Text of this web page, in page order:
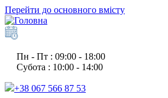
Перейти до основного вмісту
Пн - Пт : 09:00 - 18:00
Субота : 10:00 - 14:00
+38 067 566 87 53